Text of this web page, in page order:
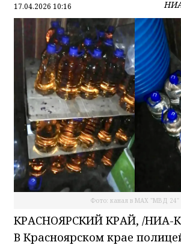
17.04.2026 10:16
Фото: канал в МАХ "МВД 24"
КРАСНОЯРСКИЙ КРАЙ, /НИА-
В Красноярском крае